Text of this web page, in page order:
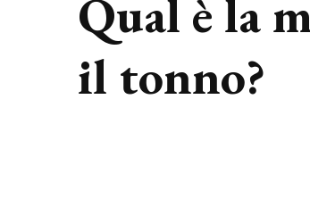
Qual è la
il tonno?